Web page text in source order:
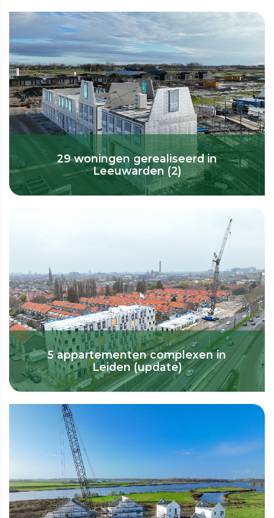
29 woningen gerealiseerd in
Leeuwarden (2)
5 appartementen complexen in
Leiden (update)